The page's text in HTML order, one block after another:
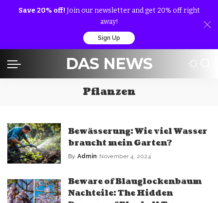
Save 20% off! Join our newsletter and get 20% off right
away!
Sign Up
DAS NEWS
Pflanzen
Bewässerung: Wie viel Wasser
braucht mein Garten?
By Admin November 4, 2024
Beware of Blauglockenbaum
Nachteile: The Hidden